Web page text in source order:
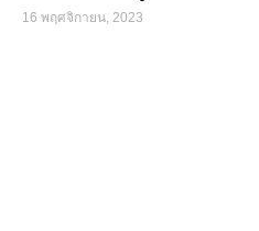
16 พฤศจิกายน, 2023